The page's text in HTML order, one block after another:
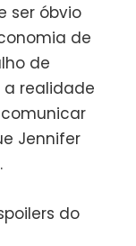
ser óbvio
de
de
realidade
Jennifer
do